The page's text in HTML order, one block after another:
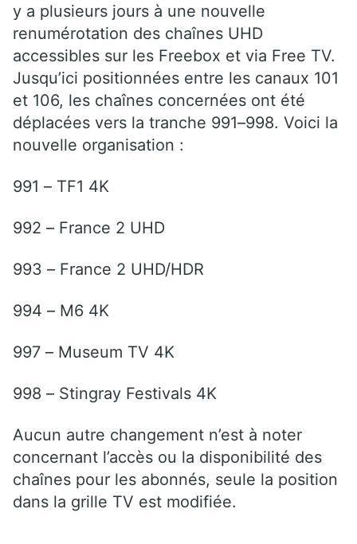
y a plusieurs jours à une nouvelle
renumérotation des chaînes UHD
accessibles sur les Freebox et via Free TV.
Jusqu’ici positionnées entre les canaux 101
et 106, les chaînes concernées ont été
déplacées vers la tranche 991–998. Voici la
nouvelle organisation :
991 – TF1 4K
992 – France 2 UHD
993 – France 2 UHD/HDR
994 – M6 4K
997 – Museum TV 4K
998 – Stingray Festivals 4K
Aucun autre changement n’est à noter
concernant l’accès ou la disponibilité des
chaînes pour les abonnés, seule la position
dans la grille TV est modifiée.